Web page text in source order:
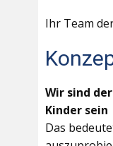
Ihr Team
Wir sind
Kinder sein
Das